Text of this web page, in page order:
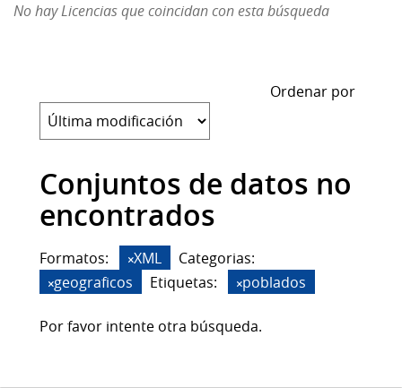
No hay Licencias que coincidan con esta búsqueda
Ordenar por
Conjuntos de datos no
encontrados
Formatos: XML
Categorias:
geograficos
Etiquetas: poblados
Por favor intente otra búsqueda.